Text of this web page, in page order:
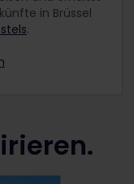
in Brüssel
.